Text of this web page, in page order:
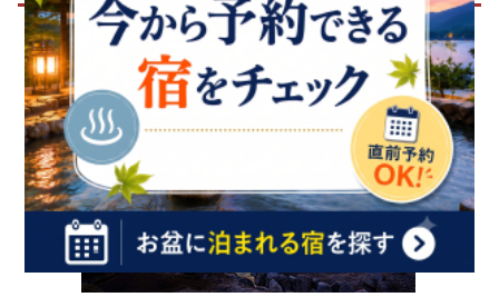
1人/ 30人が おすすめ！